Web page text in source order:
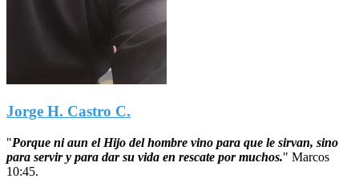
Jorge H. Castro C.
"Porque ni aun el Hijo del hombre vino para que le sirvan, sino
para servir y para dar su vida en rescate por muchos." Marcos
10:45.